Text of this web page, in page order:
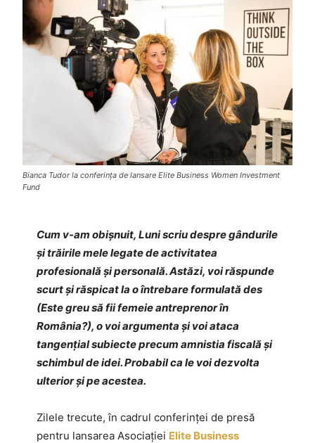
Bianca Tudor la conferința de lansare Elite Business Women Investment
Fund
Cum v-am obișnuit, Luni scriu despre gândurile
și trăirile mele legate de activitatea
profesională și personală. Astăzi, voi răspunde
scurt și răspicat la o întrebare formulată des
(Este greu să fii femeie antreprenor în
România?), o voi argumenta și voi ataca
tangențial subiecte precum amnistia fiscală și
schimbul de idei. Probabil ca le voi dezvolta
ulterior și pe acestea.
Zilele trecute, în cadrul conferinței de presă
pentru lansarea Asociației Elite Business